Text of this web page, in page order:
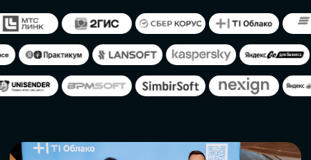
ОСТАВИТЬ
ЗАЯВКУ
СТАТЬ ПАРТНЕРОМ
Оставьте заявку, наши менеджеры